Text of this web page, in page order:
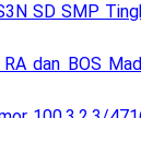
SD SMP
RA dan BOS
100.3.2.3/